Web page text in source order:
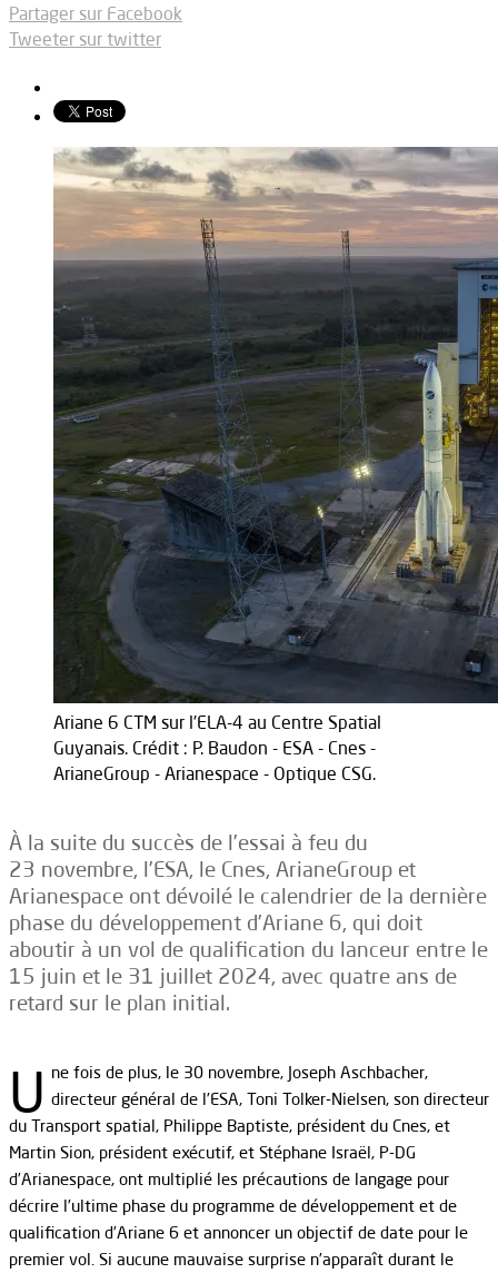
Partager sur Facebook
Tweeter sur twitter
Ariane 6 CTM sur l'ELA-4 au Centre Spatial
Guyanais. Crédit : P. Baudon - ESA - Cnes -
ArianeGroup - Arianespace - Optique CSG.
À la suite du succès de l’essai à feu du
23 novembre, l’ESA, le Cnes, ArianeGroup et
Arianespace ont dévoilé le calendrier de la dernière
phase du développement d’Ariane 6, qui doit
aboutir à un vol de qualification du lanceur entre le
15 juin et le 31 juillet 2024, avec quatre ans de
retard sur le plan initial.
U ne fois de plus, le 30 novembre, Joseph Aschbacher,
directeur général de l’ESA, Toni Tolker-Nielsen, son directeur
du Transport spatial, Philippe Baptiste, président du Cnes, et
Martin Sion, président exécutif, et Stéphane Israël, P-DG
d’Arianespace, ont multiplié les précautions de langage pour
décrire l’ultime phase du programme de développement et de
qualification d’Ariane 6 et annoncer un objectif de date pour le
premier vol. Si aucune mauvaise surprise n’apparaît durant le